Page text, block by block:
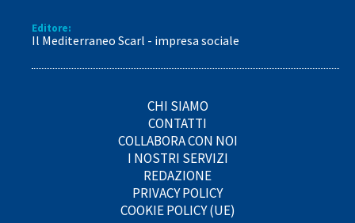
Editore:
Il Mediterraneo Scarl - impresa sociale
CHI SIAMO
CONTATTI
COLLABORA CON NOI
I NOSTRI SERVIZI
REDAZIONE
PRIVACY POLICY
COOKIE POLICY (UE)